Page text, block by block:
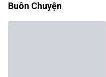
Buôn Chuyện